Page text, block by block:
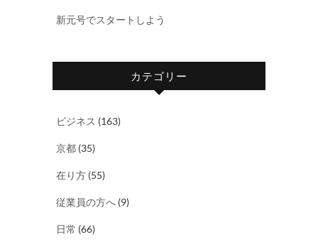
新元号でスタートしよう
カテゴリー
ビジネス (163)
京都 (35)
在り方 (55)
従業員の方へ (9)
日常 (66)